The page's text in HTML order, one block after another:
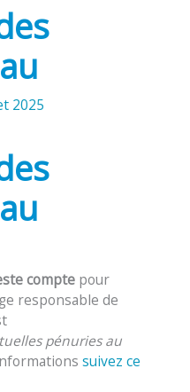
2025
compte pour
responsable de
pénuries au
suivez ce